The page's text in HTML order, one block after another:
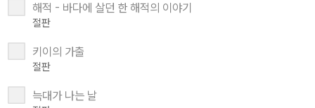
해적 - 바다에 살던 한 해적의 이야기
절판
키이의 가출
절판
늑대가 나는 날